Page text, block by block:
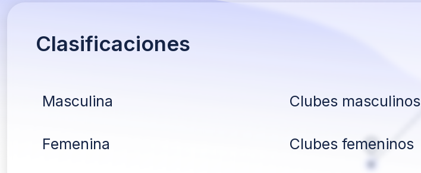
Clasificaciones
Masculina Clubes masculinos
Femenina Clubes femeninos